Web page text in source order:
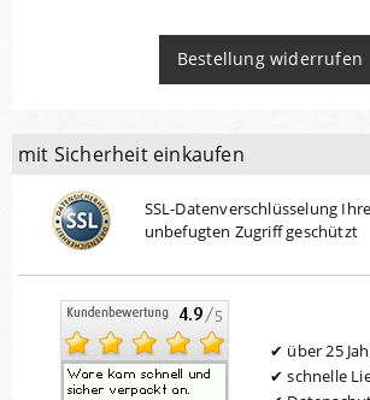
Bestellung widerrufen
mit Sicherheit einkaufen
SSL-Datenverschlüsselung
unbefugten Zugriff geschützt
über 25
schnelle